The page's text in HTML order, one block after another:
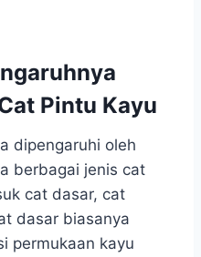
Pintu Kayu
dipengaruhi oleh
berbagai jenis cat
cat dasar, cat
dasar biasanya
permukaan kayu